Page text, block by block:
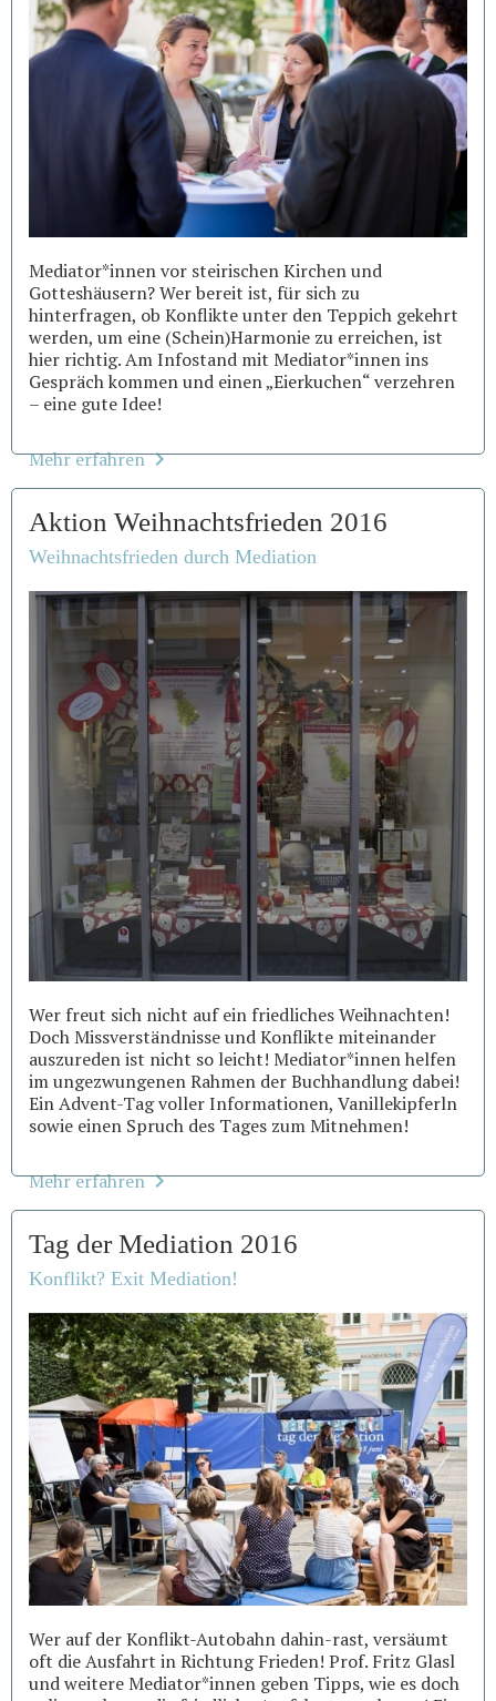
Mediator*innen vor steirischen Kirchen und
Gotteshäusern? Wer bereit ist, für sich zu
hinterfragen, ob Konflikte unter den Teppich gekehrt
werden, um eine (Schein)Harmonie zu erreichen, ist
hier richtig. Am Infostand mit Mediator*innen ins
Gespräch kommen und einen „Eierkuchen“ verzehren
– eine gute Idee!
Mehr erfahren
Aktion Weihnachtsfrieden 2016
Weihnachtsfrieden durch Mediation
Wer freut sich nicht auf ein friedliches Weihnachten!
Doch Missverständnisse und Konflikte miteinander
auszureden ist nicht so leicht! Mediator*innen helfen
im ungezwungenen Rahmen der Buchhandlung dabei!
Ein Advent-Tag voller Informationen, Vanillekipferln
sowie einen Spruch des Tages zum Mitnehmen!
Mehr erfahren
Tag der Mediation 2016
Konflikt? Exit Mediation!
Wer auf der Konflikt-Autobahn dahin-rast, versäumt
oft die Ausfahrt in Richtung Frieden! Prof. Fritz Glasl
und weitere Mediator*innen geben Tipps, wie es doch